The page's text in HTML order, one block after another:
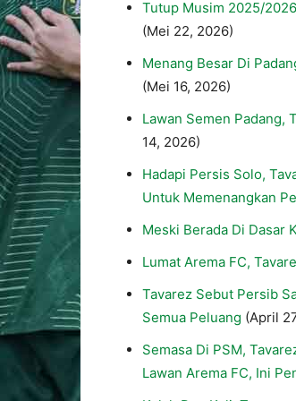
Tutup Musim 2025/
(Mei 22, 2026)
Menang Besar Di
(Mei 16, 2026)
Lawan Semen Padang,
14, 2026)
Hadapi Persis Solo,
Untuk Memenangkan
Meski Berada Di Dasar
Lumat Arema FC,
Tavarez Sebut Persib
Semua Peluang (April
Semasa Di PSM,
Lawan Arema FC, Ini